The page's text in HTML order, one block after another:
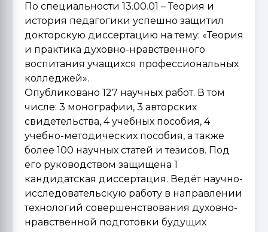
По специальности 13.00.01 – Теория и
история педагогики успешно защитил
докторскую диссертацию на тему: «Теория
и практика духовно-нравственного
воспитания учащихся профессиональных
колледжей».
Опубликовано 127 научных работ. В том
числе: 3 монографии, 3 авторских
свидетельства, 4 учебных пособия, 4
учебно-методических пособия, а также
более 100 научных статей и тезисов. Под
его руководством защищена 1
кандидатская диссертация. Ведёт научно-
исследовательскую работу в направлении
технологий совершенствования духовно-
нравственной подготовки будущих